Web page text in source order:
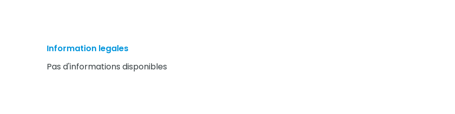
Information legales
Pas d'informations disponibles